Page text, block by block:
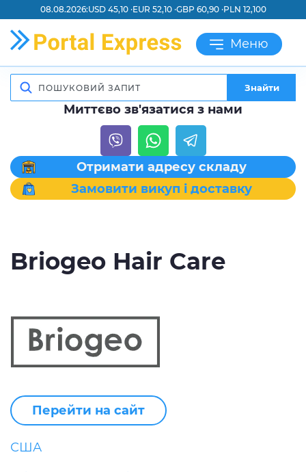
08.08.2026:USD 45,10 ·EUR 52,10 ·GBP 60,90 ·PLN 12,100
Меню
Знайти
Миттєво зв'язатися з нами
Отримати адресу складу
Замовити викуп і доставку
Briogeo Hair Care
Перейти на сайт
США